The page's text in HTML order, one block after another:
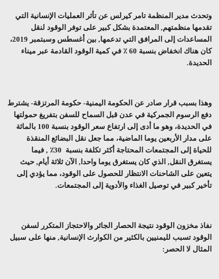
وتحدث مدير المنظمة تامر كيرلس عن تأثر العمليات الإنسانية التي
تقدمها منظمتهم, المعتمدة بشكل كبير على توفر الوقود لنقل
المساعدات إلى المرافق التي تدعمها, بين أغسطس وسبتمبر 2019،
كان هناك انخفاض بنسبة 60 ٪ في كمية الوقود القادمة عبر ميناء
الحديدة.
وهذا بسبب قرار صادر عن الحكومة اليمنية- حكومة المرتزقة- يشترط
دفع الرسوم الجمركية في عدن قبل السماح للسفن بتفريغ حمولتها
في الحديدة، وهو ما أدى إلى ارتفاع سعر الوقود بنسبة 100 بالمائة
على مدار الأربعين يوما الماضية، مما جعل نقل البضائع المنقذة
للحياة إلى المجتمعات المحتاجة أكثر تكلفة بنسبة 30٪ , فيما
يستغرق النقل, الذي كان يستغرق يوما واحدا, الآن ثلاثة أيام, حيث
يتعين على الشاحنات الانتظار للحصول على الوقود، مما يؤدي إلى
تأخير كبير في توصيل الغذاء والأدوية إلى المجتمعات.
نفاذ مخزون الوقود نتيجة الحصار الجائر والاحتجاز المتكرر لسفن
الوقود تسبب لليمنيين بالكثير من الكوارث الإنسانية, منها على سبيل
المثال لا الحصر: